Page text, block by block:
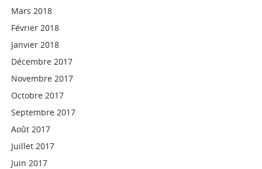
Mars 2018
Février 2018
Janvier 2018
Décembre 2017
Novembre 2017
Octobre 2017
Septembre 2017
Août 2017
Juillet 2017
Juin 2017